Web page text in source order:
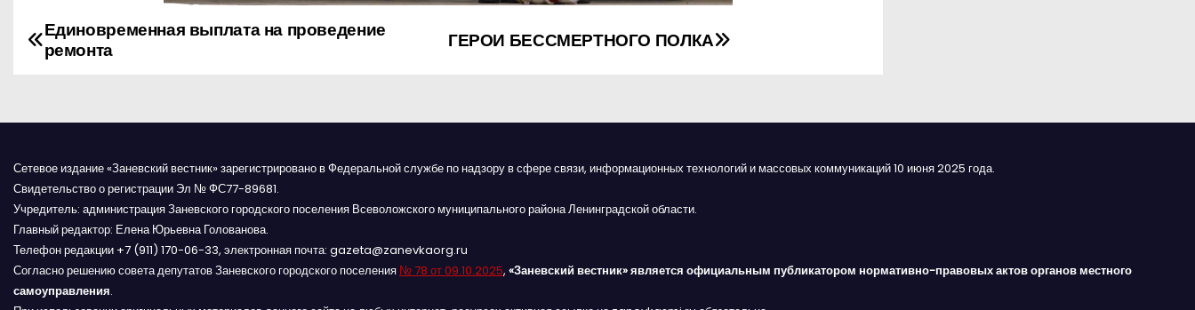
Н
г
а
ц
и
ГЕРОИ БЕССМЕРТНОГО ПОЛКА
Единовременная выплата на проведение
ремонта
Сетевое издание «Заневский вестник» зарегистрировано в Федеральной службе по надзору в сфере связи, информационных технологий и массовых коммуникаций 10 июня 2025 года.
Свидетельство о регистрации Эл № ФС77-89681.
Учредитель: администрация Заневского городского поселения Всеволожского муниципального района Ленинградской области.
Главный редактор: Елена Юрьевна Голованова.
Телефон редакции +7 (911) 170-06-33, электронная почта: gazeta@zanevkaorg.ru
Согласно решению совета депутатов Заневского городского поселения № 78 от 09.10.2025, «Заневский вестник» является официальным публикатором нормативно-правовых актов органов местного
самоуправления.